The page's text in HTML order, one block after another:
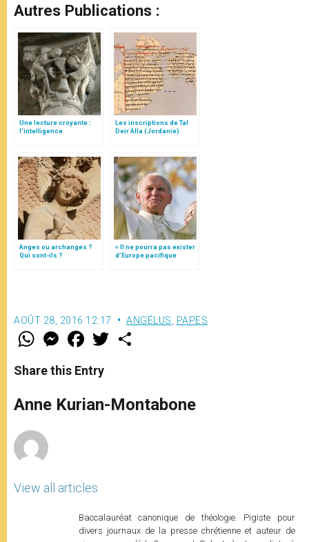
Autres Publications :
Une lecture croyante :
l’intelligence
Les inscriptions de Tal
Deir Alla (Jordanie)
Anges ou archanges ?
Qui sont-ils ?
« Il ne pourra pas exister
d’Europe pacifique
AOÛT 28, 2016 12:17 ANGÉLUS PAPES
W
t
s
p
p
M
e
s
e
g
e
F
a
e
b
o
k
w
r
Share this Entry
Anne Kurian-Montabone
View all articles
Baccalauréat canonique de théologie. Pigiste pour
divers journaux de la presse chrétienne et auteur de